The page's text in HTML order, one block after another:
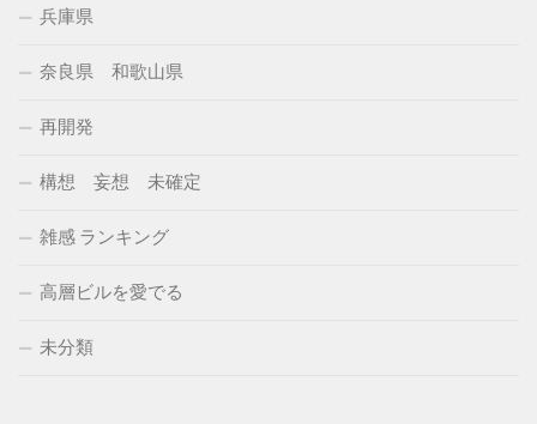
兵庫県
奈良県 和歌山県
再開発
構想 妄想 未確定
雑感 ランキング
高層ビルを愛でる
未分類